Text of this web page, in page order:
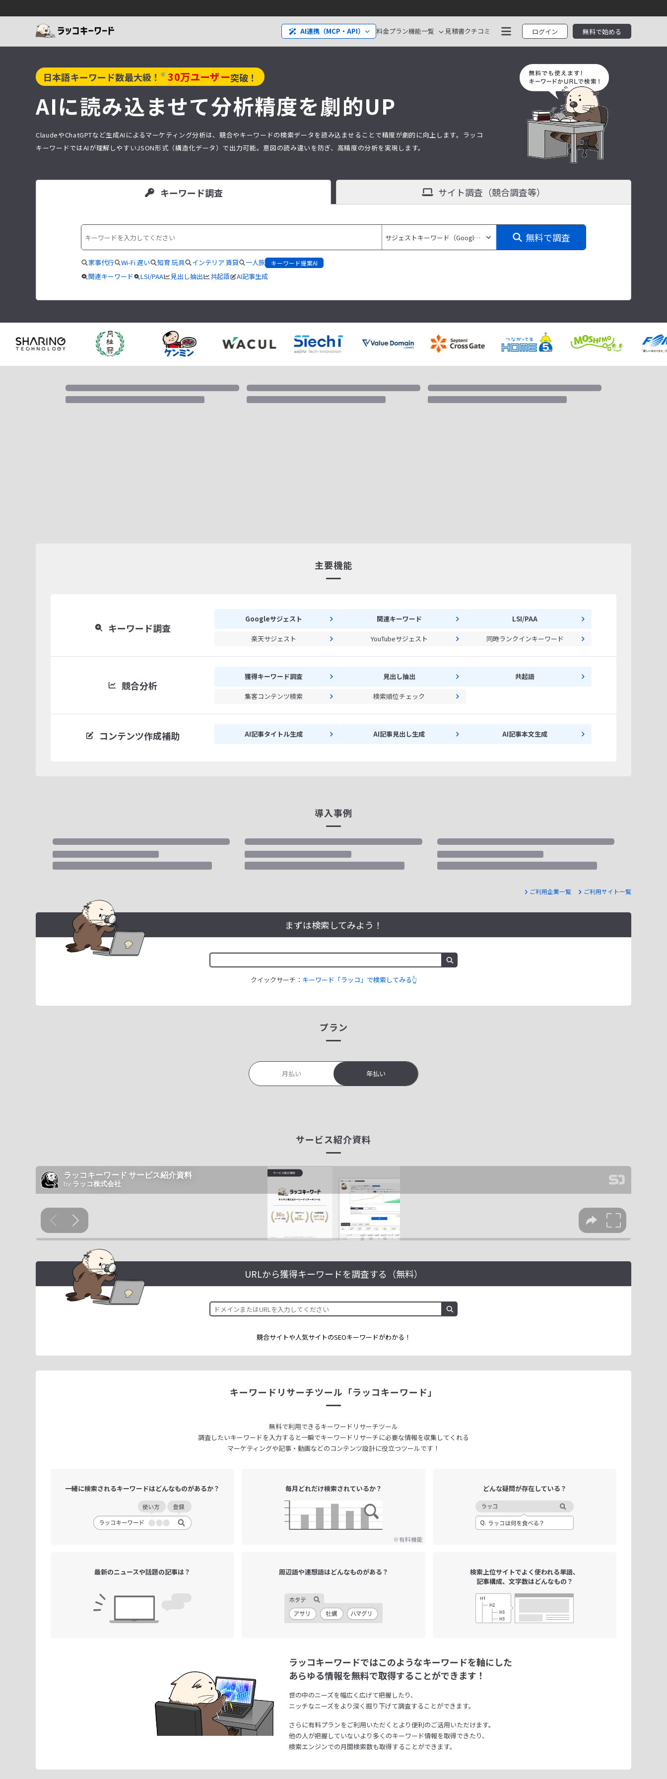
料金プラン機能一覧
AI連携（MCP・API） 見積書クチコミ ログイン 無料で始める
日本語キーワード数最大級！ ※ 30万ユーザー突破！
AIに読み込ませて分析精度を劇的UP
ClaudeやChatGPTなど生成AIによるマーケティング分析は、競合やキーワードの検索データを読み込ませることで精度が劇的に向上します。ラッコ
キーワードではAIが理解しやすいJSON形式（構造化データ）で出力可能。意図の読み違いを防ぎ、高精度の分析を実現します。
キーワード調査 サイト調査 （競合調査等）
無料で調査
家事代行 Wi-Fi 遅い 知育 玩具 インテリア 賃貸 一人旅 キーワード提案AI
関連キーワード LSI/PAA 見出し抽出 共起語 AI記事生成
主要機能
キーワード調査
Googleサジェスト 関連キーワード LSI/PAA
楽天サジェスト YouTubeサジェスト 同時ランクインキーワード
競合分析
獲得キーワード調査 見出し抽出 共起語
集客コンテンツ検索 検索順位チェック
コンテンツ作成補助 AI記事タイトル生成 AI記事見出し生成 AI記事本文生成
導入事例
ご利用企業一覧 ご利用サイト一覧
まずは検索してみよう！
クイックサーチ： キーワード「ラッコ」で検索してみる👆
プラン
月払い 年払い
サービス紹介資料
URLから獲得キーワードを調査する（無料）
競合サイトや人気サイトのSEOキーワードがわかる！
キーワードリサーチツール 「ラッコキーワード」
無料で利用できるキーワードリサーチツール
調査したいキーワードを入力すると一瞬でキーワードリサーチに必要な情報を収集してくれる
マーケティングや記事・動画などのコンテンツ設計に役立つツールです！
一緒に検索されるキーワードはどんなものがあるか？ 毎月どれだけ検索されているか？
※有料機能
どんな疑問が存在している？
最新のニュースや話題の記事は？ 周辺語や連想語はどんなものがある？ 検索上位サイトでよく使われる単語、
記事構成、文字数はどんなもの？
ラッコキーワードではこのようなキーワードを軸にした
あらゆる情報を無料で取得することができます！
世の中のニーズを幅広く広げて把握したり、
ニッチなニーズをより深く掘り下げて調査することができます。
さらに有料プランをご利用いただくとより便利のご活用いただけます。
他の人が把握していないより多くのキーワード情報を取得できたり、
検索エンジンでの月間検索数も取得することができます。